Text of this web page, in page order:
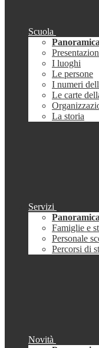
Scuola
Panoramica
I luoghi
Le persone
I numeri
Le carte
La storia
Servizi
Panoramica
Famiglie e
Personale
Percorsi di
Novità